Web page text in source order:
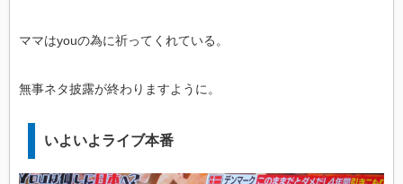
ママはyouの為に祈ってくれている。
無事ネタ披露が終わりますように。
いよいよライブ本番